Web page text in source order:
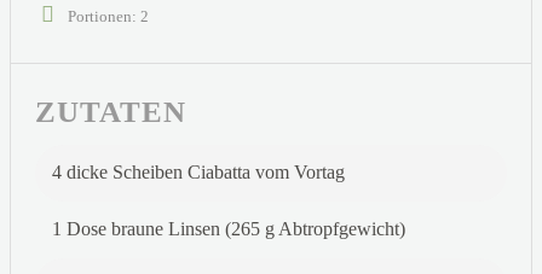
Portionen: 2
ZUTATEN
4 dicke Scheiben Ciabatta vom Vortag
1 Dose braune Linsen (265 g Abtropfgewicht)